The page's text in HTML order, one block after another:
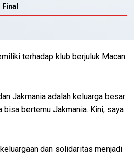
terhadap klub berjuluk Macan
Jakmania adalah keluarga besar
bisa bertemu Jakmania. Kini, saya
dan solidaritas menjadi